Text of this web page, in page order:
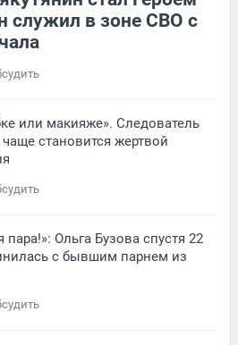
служил в зоне СВО с
или макияже». Следователь
становится жертвой
Ольга Бузова спустя 22
с бывшим парнем из